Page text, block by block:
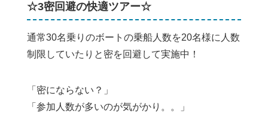
☆3密回避の快適ツアー☆
通常30名乗りのボートの乗船人数を20名様に人数
制限していたりと密を回避して実施中！
「密にならない？」
「参加人数が多いのが気がかり。。」